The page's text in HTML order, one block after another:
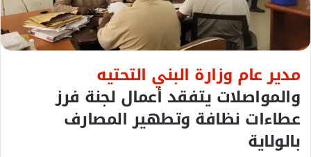
ل
ك
ت
و
ن
ي
مدير عام وزارة البني التحتيه
والمواصلات يتفقد أعمال لجنة فرز
عطاءات نظافة وتطهير المصارف
بالولاية